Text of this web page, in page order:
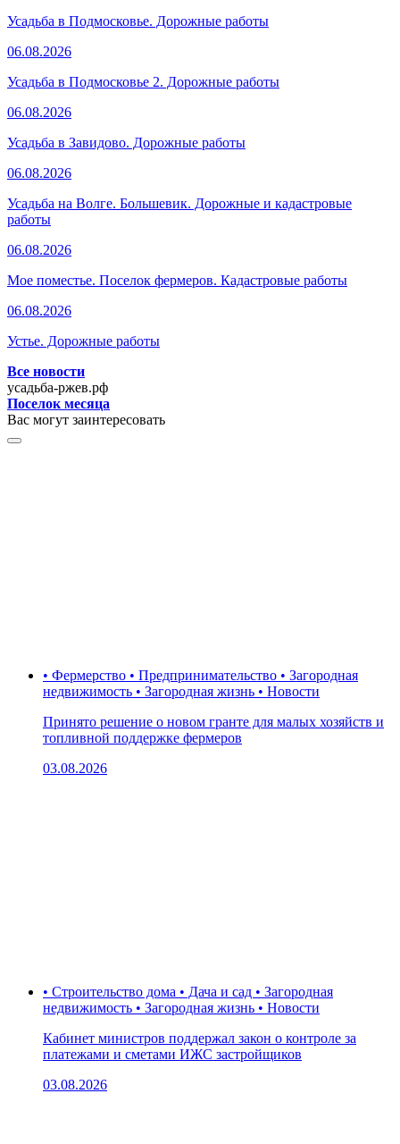
Усадьба в Подмосковье. Дорожные работы
06.08.2026
Усадьба в Подмосковье 2. Дорожные работы
06.08.2026
Усадьба в Завидово. Дорожные работы
06.08.2026
Усадьба на Волге. Большевик. Дорожные и кадастровые
работы
06.08.2026
Мое поместье. Поселок фермеров. Кадастровые работы
06.08.2026
Устье. Дорожные работы
Все новости
усадьба-ржев.рф
Поселок месяца
Вас могут заинтересовать
• Фермерство • Предпринимательство • Загородная
недвижимость • Загородная жизнь • Новости
Принято решение о новом гранте для малых хозяйств и
топливной поддержке фермеров
03.08.2026
• Строительство дома • Дача и сад • Загородная
недвижимость • Загородная жизнь • Новости
Кабинет министров поддержал закон о контроле за
платежами и сметами ИЖС застройщиков
03.08.2026